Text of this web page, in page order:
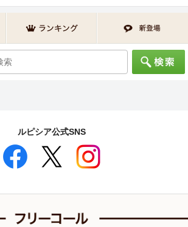
ルピシア公式SNS